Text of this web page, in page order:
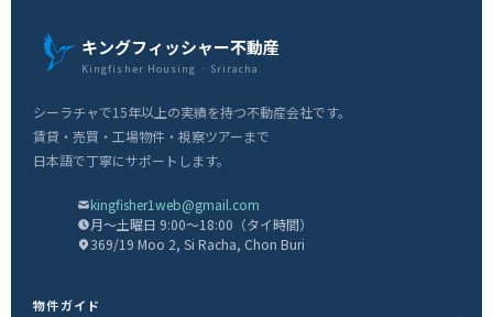
キングフィッシャー不動産
Kingfisher Housing · Sriracha
シーラチャで15年以上の実績を持つ不動産会社です。
賃貸・売買・工場物件・視察ツアーまで
日本語で丁寧にサポートします。
kingfisher1web@gmail.com
月〜土曜日 9:00〜18:00（タイ時間）
369/19 Moo 2, Si Racha, Chon Buri
物件ガイド